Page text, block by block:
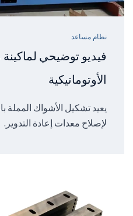
نظام مساعد
فيديو توضيحي
الأوتوماتيكية
يعيد تشكيل الأشواك المملة
لإصلاح معدات إعادة التدوير.